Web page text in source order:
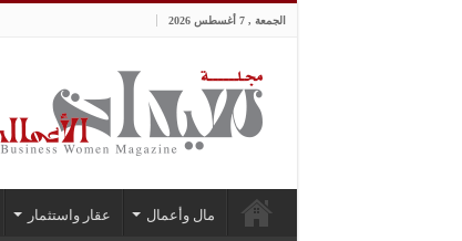
الجمعة , 7 أغسطس 2026
مال وأعمال عقار واستثمار